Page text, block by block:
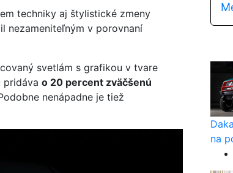
techniky aj štylistické zmeny
nezameniteľným v porovnaní
svetlám s grafikou v tvare
pridáva o 20 percent zväčšenú
nenápadne je tiež
na